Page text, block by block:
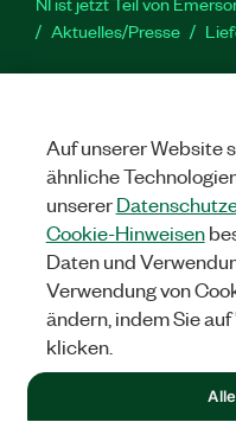
Aktuelles/Presse
Support
Produktaktivierung
zur Website
© NATIONAL INSTRUMENTS
Auf unserer Website
ähnliche
unserer
Cookie-Hinweisen
Daten und
Verwendung von
ändern, indem Sie
klicken.